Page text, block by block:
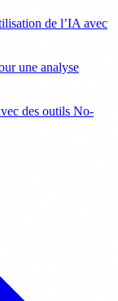
de l’IA avec
une analyse
des outils No-